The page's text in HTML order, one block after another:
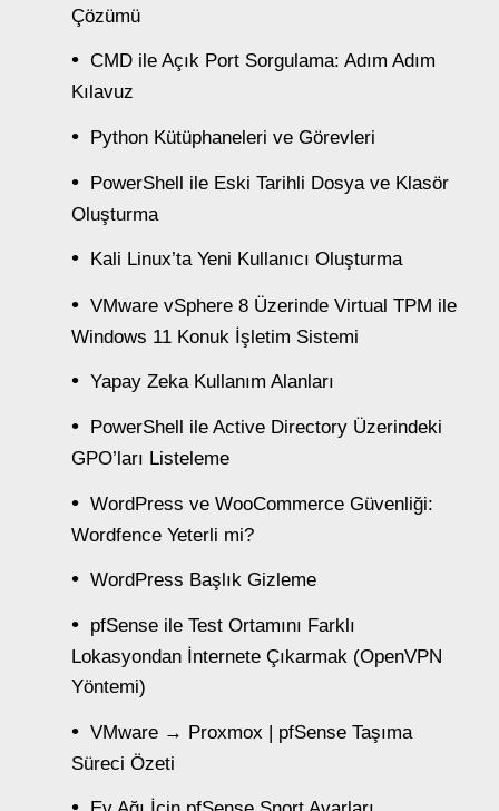
Çözümü
CMD ile Açık Port Sorgulama: Adım Adım
Kılavuz
Python Kütüphaneleri ve Görevleri
PowerShell ile Eski Tarihli Dosya ve Klasör
Oluşturma
Kali Linux’ta Yeni Kullanıcı Oluşturma
VMware vSphere 8 Üzerinde Virtual TPM ile
Windows 11 Konuk İşletim Sistemi
Yapay Zeka Kullanım Alanları
PowerShell ile Active Directory Üzerindeki
GPO’ları Listeleme
WordPress ve WooCommerce Güvenliği:
Wordfence Yeterli mi?
WordPress Başlık Gizleme
pfSense ile Test Ortamını Farklı
Lokasyondan İnternete Çıkarmak (OpenVPN
Yöntemi)
VMware → Proxmox | pfSense Taşıma
Süreci Özeti